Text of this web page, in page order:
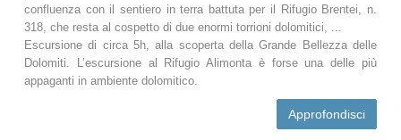
confluenza con il sentiero in terra battuta per il Rifugio Brentei, n.
318, che resta al cospetto di due enormi torrioni dolomitici, ...
Escursione di circa 5h, alla scoperta della Grande Bellezza delle
Dolomiti. L’escursione al Rifugio Alimonta è forse una delle più
appaganti in ambiente dolomitico.
Approfondisci